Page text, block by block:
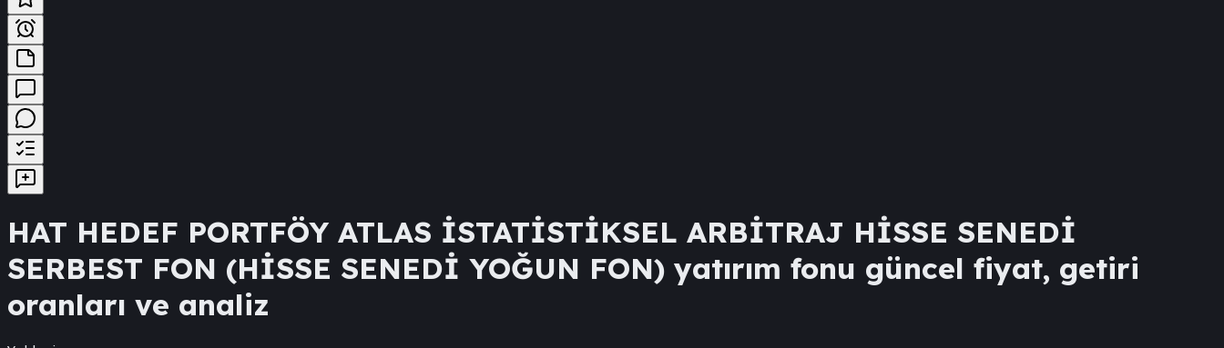
HAT HEDEF PORTFÖY ATLAS İSTATİSTİKSEL ARBİTRAJ HİSSE SENEDİ
SERBEST FON (HİSSE SENEDİ YOĞUN FON) yatırım fonu güncel fiyat, getiri
oranları ve analiz